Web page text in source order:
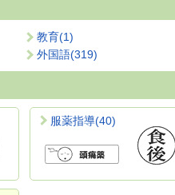
教育(1)
外国語(319)
服薬指導(40)